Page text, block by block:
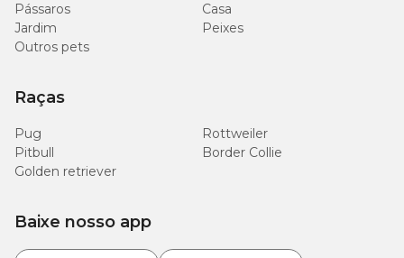
Pássaros
Casa
Jardim
Peixes
Outros pets
Raças
Pug
Rottweiler
Pitbull
Border Collie
Golden retriever
Baixe nosso app